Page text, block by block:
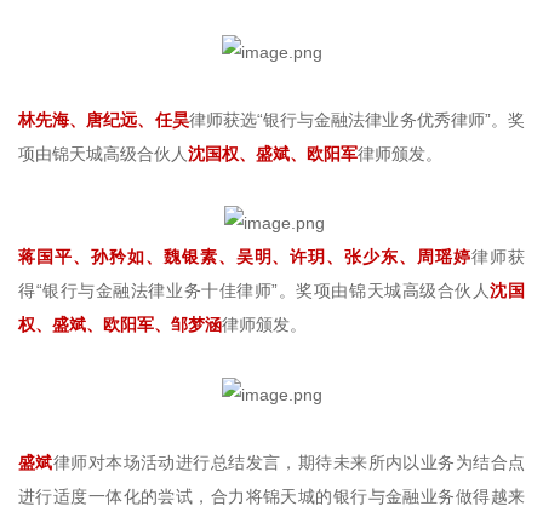
林先海、唐纪远、任昊律师获选“银行与金融法律业务优秀律师”。奖
项由锦天城高级合伙人沈国权、盛斌、欧阳军律师颁发。
蒋国平、孙矜如、魏银素、吴明、许玥、张少东、周瑶婷律师获
得“银行与金融法律业务十佳律师”。奖项由锦天城高级合伙人沈国
权、盛斌、欧阳军、邹梦涵律师颁发。
盛斌律师对本场活动进行总结发言，期待未来所内以业务为结合点
进行适度一体化的尝试，合力将锦天城的银行与金融业务做得越来